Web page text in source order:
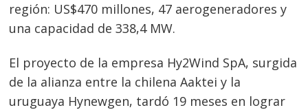
región: US$470 millones, 47 aerogeneradores y
una capacidad de 338,4 MW.
El proyecto de la empresa Hy2Wind SpA, surgida
de la alianza entre la chilena Aaktei y la
uruguaya Hynewgen, tardó 19 meses en lograr